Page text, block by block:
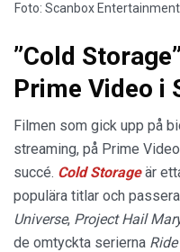
Foto: Scanbox
”Cold
Prime Video i
Filmen som gick upp på
streaming, på Prime
succé. Cold Storage är
populära titlar och
Universe, Project Hail
de omtyckta serierna